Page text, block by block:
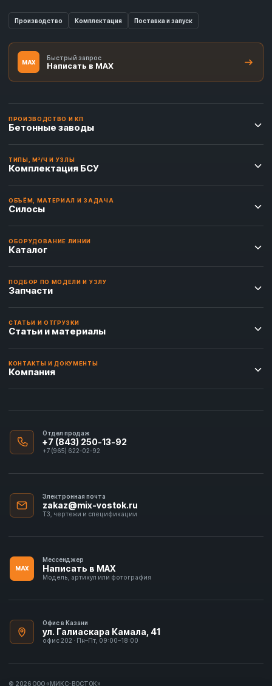
Производство Комплектация Поставка и запуск
MAX
Быстрый запрос
Написать в MAX
ПРОИЗВОДСТВО И КП
Бетонные заводы
ТИПЫ, М³/Ч И УЗЛЫ
Комплектация БСУ
ОБЪЁМ, МАТЕРИАЛ И ЗАДАЧА
Силосы
ОБОРУДОВАНИЕ ЛИНИИ
Каталог
ПОДБОР ПО МОДЕЛИ И УЗЛУ
Запчасти
СТАТЬИ И ОТГРУЗКИ
Статьи и материалы
КОНТАКТЫ И ДОКУМЕНТЫ
Компания
Отдел продаж
+7 (843) 250-13-92
+7 (965) 622-02-92
Электронная почта
zakaz@mix-vostok.ru
ТЗ, чертежи и спецификации
MAX
Мессенджер
Написать в MAX
Модель, артикул или фотография
Офис в Казани
ул. Галиаскара Камала, 41
офис 202 · Пн–Пт, 09:00–18:00
© 2026 ООО «МИКС-ВОСТОК»